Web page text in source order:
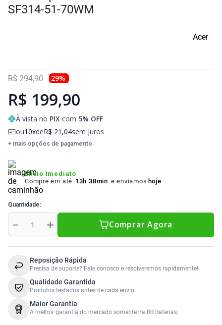
Sony Vaio
Sony Vaio
Caddy para SSD
SF314-51-70WM
Acer
R$ 294,90 29%
R$ 199,90
À vista no PIX com 5% OFF
ou10 deR$ 21 ,04sem juros
+ mais opções de pagamento
Envio Imediato
Compre em até 13h 38min e enviamos hoje
Quantidade
＋
－ Comprar Agora
Reposição Rápida
Precisa de suporte? Fale conosco e resolveremos rapidamente!
Qualidade Garantida
Produtos testados antes de cada envio.
Maior Garantia
A melhor garantia do mercado somente na BB Baterias.